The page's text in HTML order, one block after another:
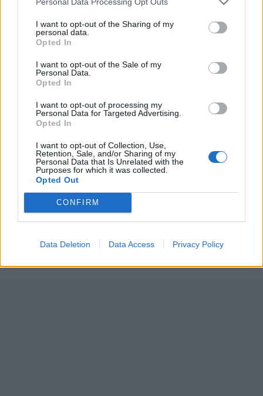
I want to opt-out of the Sharing of my
personal data.
Opted In
I want to opt-out of the Sale of my
Personal Data.
Opted In
I want to opt-out of processing my
Personal Data for Targeted Advertising.
Opted In
I want to opt-out of Collection, Use,
Retention, Sale, and/or Sharing of my
Personal Data that Is Unrelated with the
Purposes for which it was collected.
Opted Out
CONFIRM
Data Deletion Data Access Privacy Policy
Αγγελική Λάμπρη-Ιάκωβος Μυλωνάς-Γιάννης